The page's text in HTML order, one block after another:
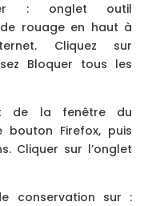
: onglet outil
rouage en haut à
Cliquez sur
Bloquer tous les
de la fenêtre du
bouton Firefox, puis
Cliquer sur l’onglet
conservation sur :